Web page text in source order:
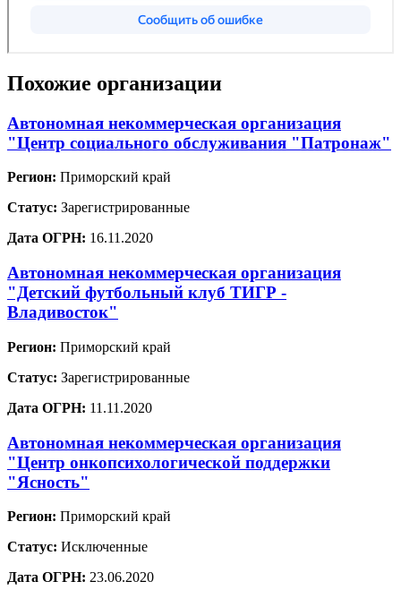
Похожие организации
Автономная некоммерческая организация
"Центр социального обслуживания "Патронаж"
Регион: Приморский край
Статус: Зарегистрированные
Дата ОГРН: 16.11.2020
Автономная некоммерческая организация
"Детский футбольный клуб ТИГР -
Владивосток"
Регион: Приморский край
Статус: Зарегистрированные
Дата ОГРН: 11.11.2020
Автономная некоммерческая организация
"Центр онкопсихологической поддержки
"Ясность"
Регион: Приморский край
Статус: Исключенные
Дата ОГРН: 23.06.2020